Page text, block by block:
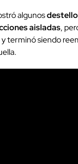
algunos
aisladas,
y terminó siendo